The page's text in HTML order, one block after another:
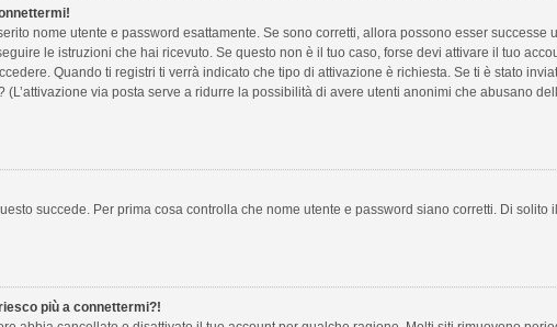
nome utente e password esattamente. Se sono corretti, allora possono esser
le istruzioni che hai ricevuto. Se questo non è il tuo caso, forse devi attivare il tuo
Quando ti registri ti verrà indicato che tipo di attivazione è richiesta. Se ti è stato
via posta serve a ridurre la possibilità di avere utenti anonimi che abusano
succede. Per prima cosa controlla che nome utente e password siano corretti. Di
più a connettermi?!